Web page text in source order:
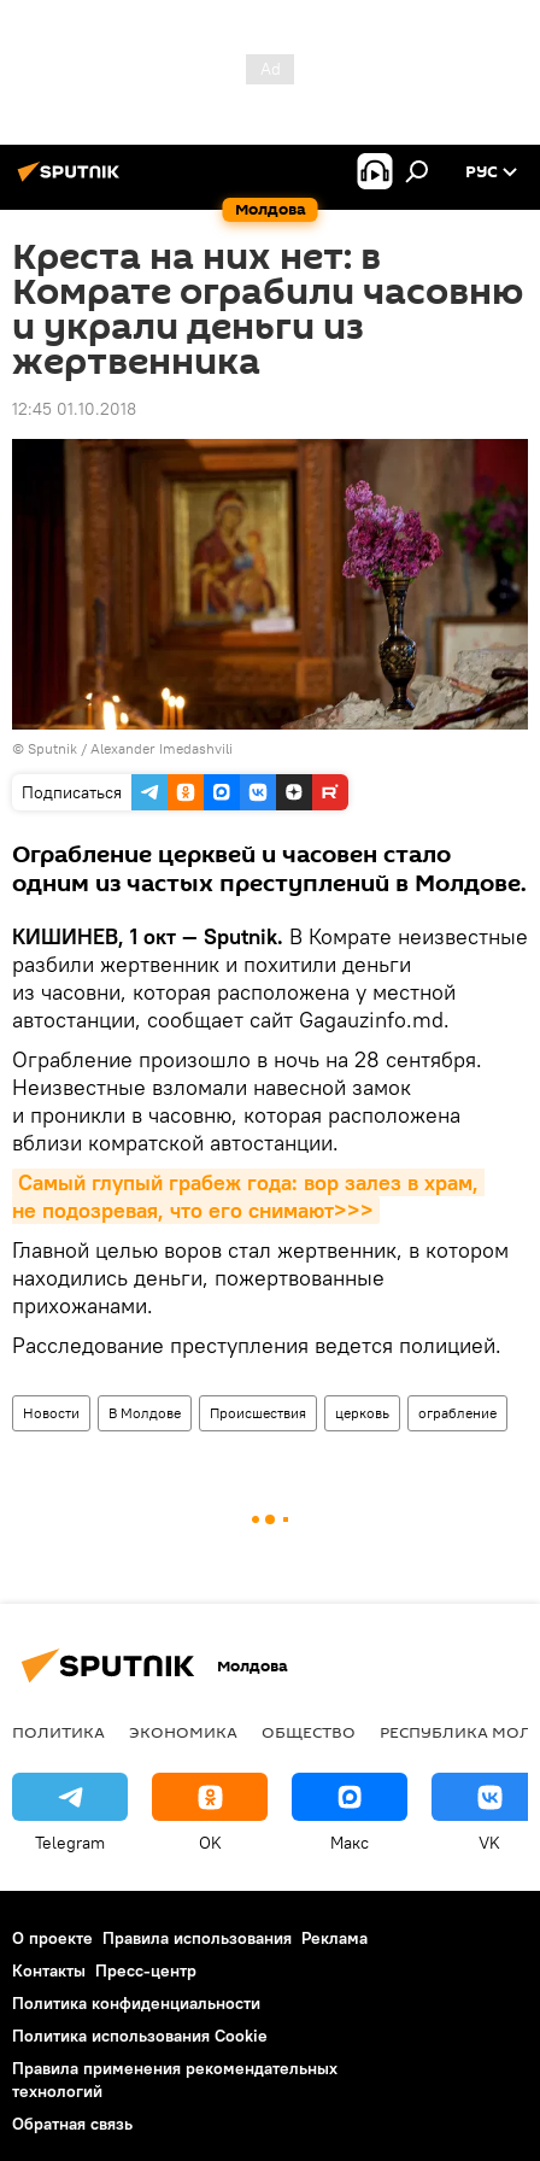
Молдова
РУС
Креста на них нет: в
Комрате ограбили часовню
и украли деньги из
жертвенника
12:45 01.10.2018
© Sputnik / Alexander Imedashvili
Подписаться
Ограбление церквей и часовен стало
одним из частых преступлений в Молдове.
КИШИНЕВ, 1 окт — Sputnik. В Комрате неизвестные
разбили жертвенник и похитили деньги
из часовни, которая расположена у местной
автостанции, сообщает сайт Gagauzinfo.md.
Ограбление произошло в ночь на 28 сентября.
Неизвестные взломали навесной замок
и проникли в часовню, которая расположена
вблизи комратской автостанции.
Самый глупый грабеж года: вор залез в храм,
не подозревая, что его снимают>>>
Главной целью воров стал жертвенник, в котором
находились деньги, пожертвованные
прихожанами.
Расследование преступления ведется полицией.
Новости В Молдове Происшествия церковь ограбление
Молдова
ПОЛИТИКА ЭКОНОМИКА ОБЩЕСТВО РЕСПУБЛИКА
Telegram OK Макс VK
О проекте Правила использования Реклама
Контакты Пресс-центр
Политика конфиденциальности
Политика использования Cookie
Правила применения рекомендательных
технологий
Обратная связь